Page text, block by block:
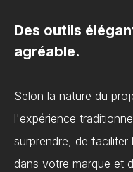
Des outils
agréable.
Selon la nature du
l'expérience
surprendre, de
dans votre marque et